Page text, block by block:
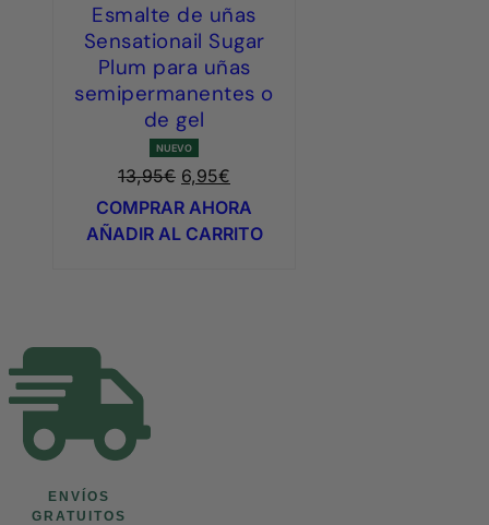
Esmalte de uñas
Sensationail Sugar
Plum para uñas
semipermanentes o
de gel
NUEVO
13,95€ El
precio
original
6,95€
precio
actual
COMPRAR AHORA
AÑADIR AL CARRITO
ENVÍOS
GRATUITOS